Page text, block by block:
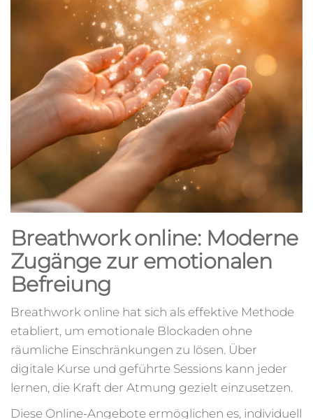
Breathwork online: Moderne
Zugänge zur emotionalen
Befreiung
Breathwork online hat sich als effektive Methode
etabliert, um emotionale Blockaden ohne
räumliche Einschränkungen zu lösen. Über
digitale Kurse und geführte Sessions kann jeder
lernen, die Kraft der Atmung gezielt einzusetzen.
Diese Online-Angebote ermöglichen es, individuell